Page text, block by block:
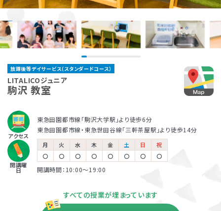
入会までの流れ
児童発達支援
放課後等デイサービス
放課後等デイサービス（スタンダードコース）
LITALICOジュニア
駒沢 教室
アクセス
東急田園都市線「駒沢大学駅」より徒歩6分
東急田園都市線・東急世田谷線「三軒茶屋駅」より徒歩14分
開講曜
日
月 火 水 木 金 土 日
祝
〇
〇 〇 〇 〇 〇 〇 〇
開講時間：10:00〜19:00
すべての授業が埋まっています
ます。そのためLITALICOジュニアでは、お子さまの「やり
たい!」をかなえるためのスキルを獲得できるように、また
「できる」「できた」を増やしていくために、お子さま一人ひ
とりにあった得意な学び方や好きなものを活用して楽し
く、興味度高く学べるように工夫しています。さらに「どの
ような環境がお子さまにあっているのか」「何があったら
得意をいかせるのか」を分析することで、お子さまが過ご
環境整備については、保護者さまや園・学校にお伝えする
ことで日常に広げていきます。お子さまがより「自分らしく
生きること」を大切にし、個の要因と環境要因、双方にバ
ランスよく働きかけていきます。
という場合もあります。行動の理由について考えていくこ
とで、よりお子さまに合ったサポート方法を見つけること
ができます。また、行動の原理を利用することで、新しい
行動を獲得したり、できていることを継続的に続けられ
る、他の場面に広げていく、などにもつなげていくことが
できます。
子さまごとに得意なこと・苦手なことは異なりますので、
身辺の自立や発信/表現、セルフコントロールなど10項
目でチェックしています。
鳥取大学 大学院
医学系研究科 臨床心理学講座
ャルアドバイザー
著書『家庭で無理なく楽しくでき
る生活・学習課題46― 自閉症
の子どものためのABA 基本プロ
田中 康雄
わかる本』監修
お子さまの困難さの要因を分析し、最適なアプローチ方
法を考えます。
松本 好
放課後等デイサービスとは、児童福祉法に基づくサービ
スの一つです。早期に必要な指導を受け、将来的な本人
達の遅れが気になるお子さまの利用も幅広くおこなわれ
ています。自治体の定める日数と自己負担額の範囲でご
利用可能です。
生活保護
受給世帯
市町村民税
課税世帯
課税世帯
保育所等訪問支援とは、児童福祉法に基づくサービス
で、児童発達支援や放課後等デイサービスと同じ「障害
学校など、お子さまが普段通っている施設に支援員が訪
問し、集団生活への適応をサポートします。
LITALICOジュニアでは、保護者さま向けのサービス「ペ
アレントトレーニング」というプログラムを提供していま
し、自分もお子さまも楽しくできるヒントがたくさん詰まっ
ている考え方を学ぶプログラムです。
（小学1年～高校3年）に分かれており、受給者証をお持
ちの方がご利用いただけます。
経堂教室
小田急小田原線「経堂駅」より徒歩2分
東急世田谷線「山下駅」より徒歩10分
LITALICOジュニア
中目黒教室
東京メトロ日比谷線・東急東横線「中目黒駅」より徒歩4分